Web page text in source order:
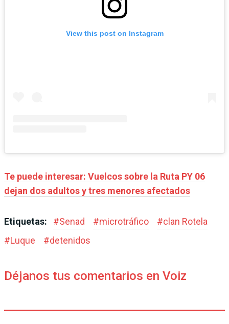
View this post on Instagram
Te puede interesar: Vuelcos sobre la Ruta PY 06
dejan dos adultos y tres menores afectados
Etiquetas: #Senad #microtráfico #clan Rotela
#Luque #detenidos
Déjanos tus comentarios en Voiz